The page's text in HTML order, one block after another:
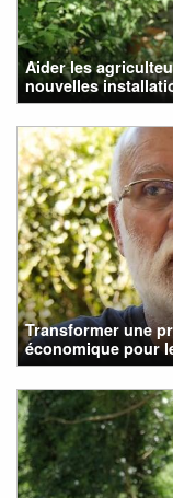
Aider les
nouvelles
Transformer une
économique pour